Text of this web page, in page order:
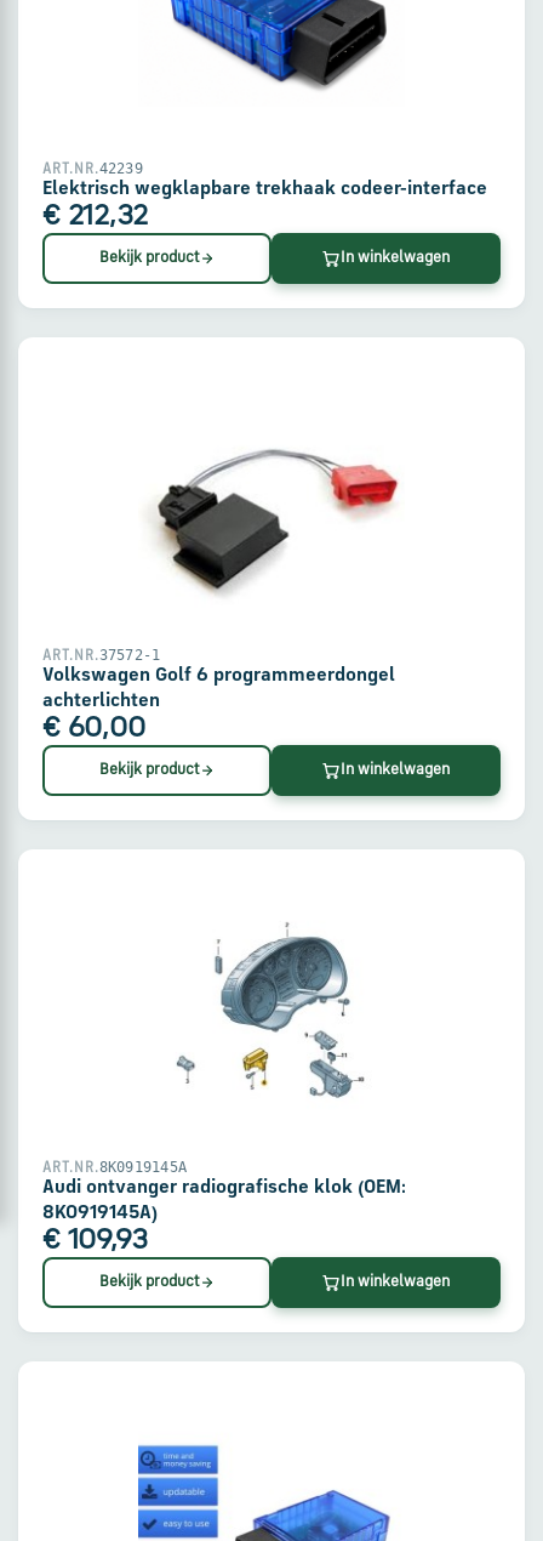
een
e-
mail
Retourinformatie
Klantenservice
ART.NR.42239
Elektrisch wegklapbare trekhaak codeer-interface
€ 212,32
Bekijk product In winkelwagen
ART.NR.37572-1
Volkswagen Golf 6 programmeerdongel
achterlichten
€ 60,00
Bekijk product In winkelwagen
ART.NR.8K0919145A
Audi ontvanger radiografische klok (OEM:
8K0919145A)
€ 109,93
Bekijk product In winkelwagen